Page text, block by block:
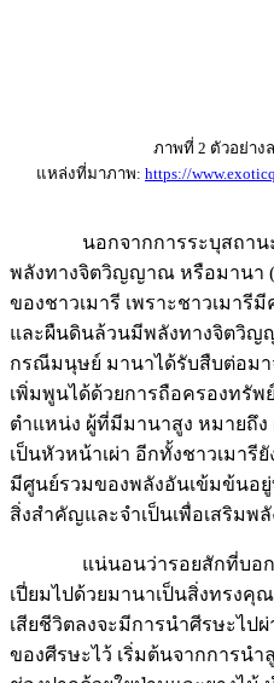
ภาพที่ 2 ตัวอย่าง
แหล่งที่มาภาพ: https://
นอกจากการระบุสถานะบุ
พลังทางจิตวิญญาณ หรือมานา
ของชาวเมารี เพราะชาวเมารี
และผืนดินล้วนมีพลังทางจิตวิญ
กรณีมนุษย์ มานาได้รับสืบต่อม
เพิ่มพูนได้ด้วยการถือครองทรัพ
ตำแหน่ง ผู้ที่มีมานาสูง หมายถึ
เป็นหัวหน้าเผ่า อีกทั้งชาวเมารี
มีศูนย์รวมของพลังอันเข้มข้นอ
สิ่งสำคัญและจำเป็นเพื่อเสริมพ
แน่นอนว่ารอยสักที่บอกเล่
เปี่ยมไปด้วยมานาเป็นสิ่งทรงคุ
เสียชีวิตลงจะมีการนำศีรษะไป
ของศีรษะไว้ เริ่มต้นจากการน